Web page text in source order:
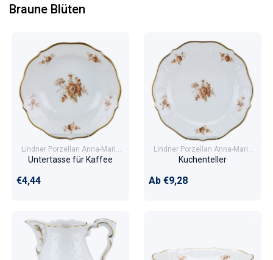
Braune Blüten
Lindner Porzellan Anna-Maria
Braune Blüten
Untertasse für Kaffee
Normaler Preis
€4,44
Lindner Porzellan Anna-Maria
Braune Blüten
Kuchenteller
Normaler Preis
Ab €9,28